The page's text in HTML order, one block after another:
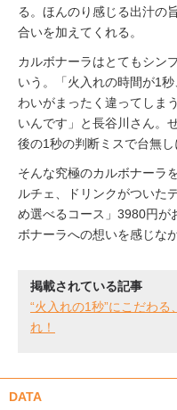
る。ほんのり感じる出汁の
合いを加えてくれる。
カルボナーラはとてもシン
いう。「火入れの時間が1
わいがまったく違ってしま
いんです」と長谷川さん。
後の1秒の判断ミスで台無し
そんな究極のカルボナーラ
ルチェ、ドリンクがついた
め選べるコース」3980円が
ボナーラへの想いを感じな
掲載されている記事
“火入れの1秒”にこだわ
れ！
DATA